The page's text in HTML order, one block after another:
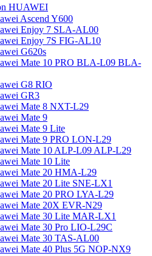
HUAWEI
Ascend Y600
Enjoy 7 SLA-AL00
Enjoy 7S FIG-AL10
G620s
Mate 10 PRO BLA-L09 BLA-
G8 RIO
GR3
Mate 8 NXT-L29
Mate 9
Mate 9 Lite
Mate 9 PRO LON-L29
Mate 10 ALP-L09 ALP-L29
Mate 10 Lite
Mate 20 HMA-L29
Mate 20 Lite SNE-LX1
Mate 20 PRO LYA-L29
Mate 20X EVR-N29
Mate 30 Lite MAR-LX1
Mate 30 Pro LIO-L29C
Mate 30 TAS-AL00
Mate 40 Plus 5G NOP-NX9